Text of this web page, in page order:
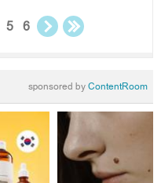
5 6
sponsored byContentRoom